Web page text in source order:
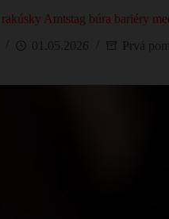
Amtstag búra bariéry
01.05.2026 Prvá